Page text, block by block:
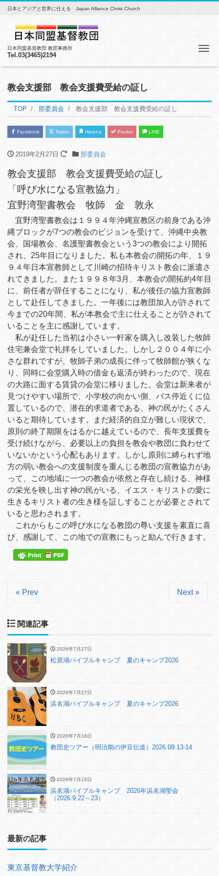
日本とアジアと世界に仕える Japan Alliance Christ Church
日本同盟基督教団 教団事務所
Tel.03(3465)2194
教会支援部 教会支援費受給の証し
TOP 部委員会 教会支援部 教会支援費受給の証し
Facebook Twitter Hatena Pocket LINE
2019年2月27日 部委員会
教会支援部 教会支援費受給の証し
「呼び水になる宣教協力」
宜野湾聖書教会 牧師 金 敦永
宜野湾聖書教会は１９９４年沖縄宣教区の前身である沖
縄ブロックが7つの教会のビジョンを受けて、沖縄中央教
会、国場教会、名護聖書教会という3つの教会により開拓
され、25年目になりました。私も本教会の開拓の年、１９
９４年日本宣教師として川崎の招待キリスト教会に派遣さ
れてきました。また１９９８年3月、本教会の開拓約4年目
に、前任者が辞任することになり、私が後任の協力宣教師
として赴任してきました。一年後には教団加入が許されて
今までの20年間、私が本教会で主に仕えることが許されて
いることを主に感謝しています。
私が赴任した当初は小さい一軒家を購入し改装した牧師
住宅兼会堂で礼拝をしていました。しかし２００４年に小
さな群れですが、牧師子弟の成長に伴って牧師館が狭くな
り、同時に会堂購入時の借金も返済が終わったので、現在
の大路に面する賃貸の会堂に移りました。会堂は新来者が
見つけやすい場所で、小学校の向かい側、バス停近くに位
置しているので、潜在的求道者である、神の民がたくさん
いると期待しています。まだ経済的自立が難しい現状で、
原則の終了期限をはるかに越えているので、長年支援費を
受け続けながら、必要以上の負担を教会や教団に負わせて
いないかという心配もあります。しかし原則に縛られず地
方の弱い教会への支援制度を重んじる教団の宣教協力があ
って、この地域に一つの教会が依然と存在し続ける、神様
の栄光を映し出す神の民がいる、イエス・キリストの愛に
生きるキリスト者の生き様を証しすることが必要とされて
いると思わされます。
これからもこの呼び水になる教団の尊い支援を素直に喜
び、感謝して、この地での宣教にもっと励んで行きます。
« Prev Next »
関連記事
2026年7月27日
松原湖バイブルキャンプ 夏のキャンプ2026
2026年7月27日
浜名湖バイブルキャンプ 夏のキャンプ2026
2026年7月16日
教団史ツアー（明治期の伊豆伝道）2026.09.13-14
2026年7月15日
浜名湖バイブルキャンプ 2026年浜名湖聖会
（2026.9.22～23）
最新の記事
東京基督教大学紹介